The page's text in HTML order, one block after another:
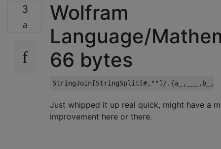
3
Wolfram
Language/
66 bytes
Just whipped it up real quick, might have a
improvement here or there.